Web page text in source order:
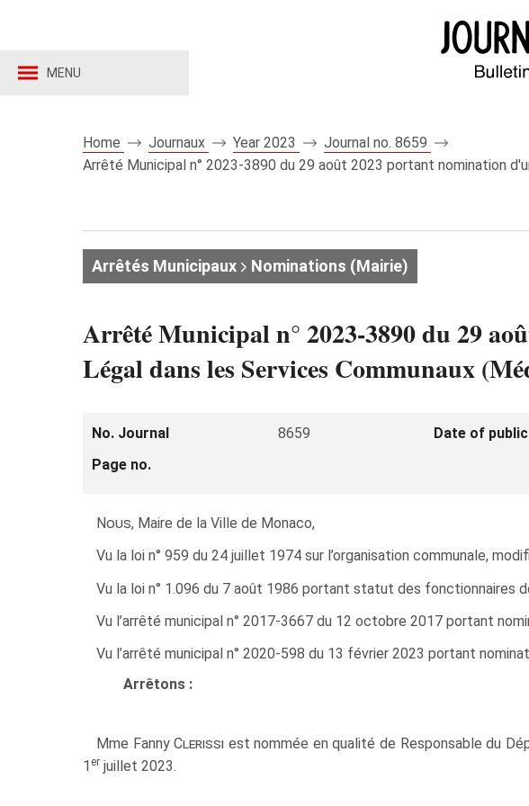
MENU
Home Journaux Year 2023
Journal no. 8659
Arrêté Municipal n° 2023-3890 du 29 août 2023 portant nomination
Arrêtés Municipaux Nominations (Mairie)
Arrêté Municipal n° 2023-3890 du 29
Légal dans les Services Communaux
No. Journal 8659 Date of
Page no.
Nous, Maire de la Ville de Monaco,
Vu la loi n° 959 du 24 juillet 1974 sur l’organisation communale,
Vu la loi n° 1.096 du 7 août 1986 portant statut des fonctionnaires
Vu l’arrêté municipal n° 2017-3667 du 12 octobre 2017 portant
Vu l’arrêté municipal n° 2020-598 du 13 février 2023 portant
Arrêtons :
Mme FannyClerissi est nommée en qualité de Responsable du
1 er juillet 2023.